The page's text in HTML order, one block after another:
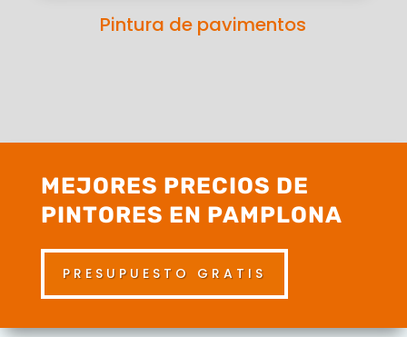
Pintura de pavimentos
MEJORES PRECIOS DE
PINTORES EN PAMPLONA
PRESUPUESTO GRATIS